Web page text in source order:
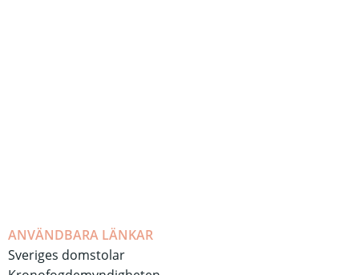
ANVÄNDBARA LÄNKAR
Sveriges domstolar